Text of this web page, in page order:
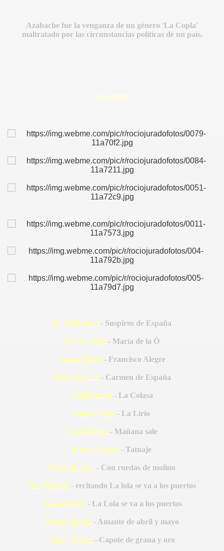
Azabache fue la venganza de un género 'La Copla'
maltratado por las circunstancias políticas de un país.
I PARTE
Rocío Jurado - Suspiros de España
María Vidal - María de la Ó
Juana Reina - Francisco Alegre
Rocío Jurado - Carmen de España
Nati Mistral - La Colasa
María Vidal - La Lirio
Nati Mistral- Mañana sale
Rocío Jurado- Tatuaje
Rocío Jurado - Con ruedas de molino
Nati Mistral - recitando La lola se va a los puertos
Juana Reina - La Lola se va a los puertos
Rocío Jurado- Amante de abril y mayo
Juana Reina - Capote de grana y oro
AL VIENTO